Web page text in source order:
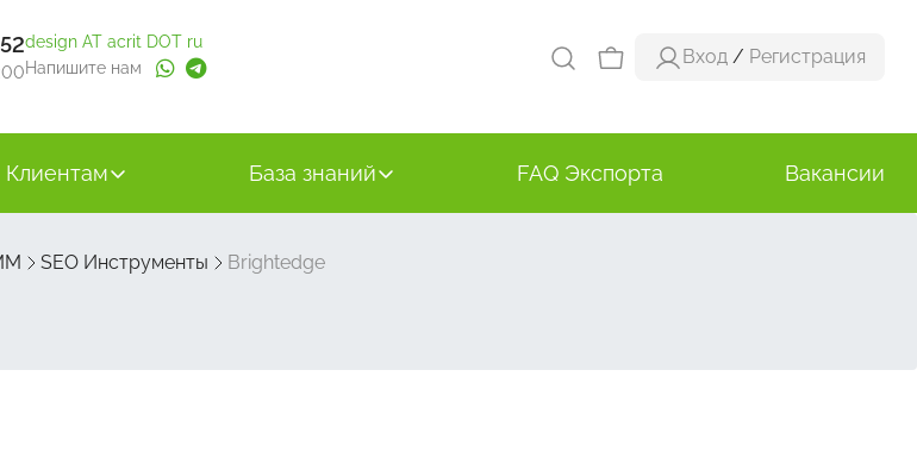
design AT acrit DOT ru
Напишите нам
Вход / Регистрация
Клиентам База знаний FAQ Экспорта Вакансии
SEO Инструменты Brightedge